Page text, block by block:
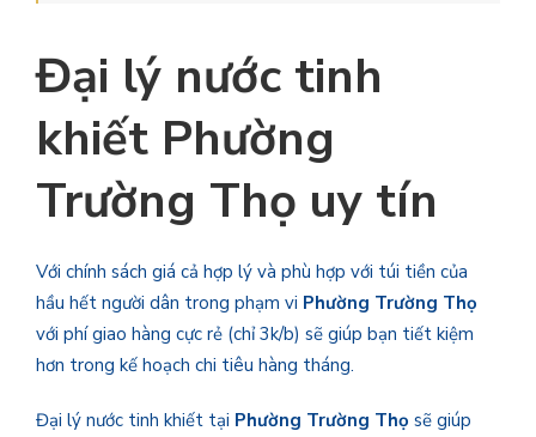
Đại lý nước tinh
khiết Phường
Trường Thọ uy tín
Với chính sách giá cả hợp lý và phù hợp với túi tiền của
hầu hết người dân trong phạm vi Phường Trường Thọ
với phí giao hàng cực rẻ (chỉ 3k/b) sẽ giúp bạn tiết kiệm
hơn trong kế hoạch chi tiêu hàng tháng.
Đại lý nước tinh khiết tại Phường Trường Thọ sẽ giúp